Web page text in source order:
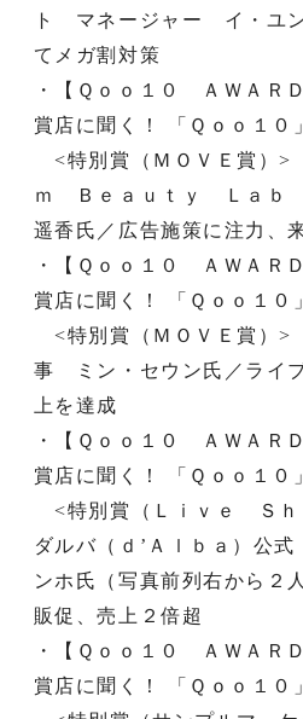
ト マネージャー イ・ユ
てメガ割対策
・【Ｑｏｏ１０ ＡＷＡ
賞店に聞く！ 「Ｑｏｏ１０
<特別賞（ＭＯＶＥ賞）>
ｍ Ｂｅａｕｔｙ Ｌａｂ
遥香氏／広告施策に注力、
・【Ｑｏｏ１０ ＡＷＡ
賞店に聞く！ 「Ｑｏｏ１０
<特別賞（ＭＯＶＥ賞）
事 ミン・セウン氏／ライ
上を達成
・【Ｑｏｏ１０ ＡＷＡ
賞店に聞く！ 「Ｑｏｏ１０
<特別賞（Ｌｉｖｅ Ｓ
ダルバ（ｄ’Ａｌｂａ）公
ンホ氏（写真前列右から２
販促、売上２倍超
・【Ｑｏｏ１０ ＡＷＡ
賞店に聞く！ 「Ｑｏｏ１０